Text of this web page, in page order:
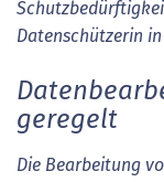
Datenschützerin
geregelt
Die Bearbeitung